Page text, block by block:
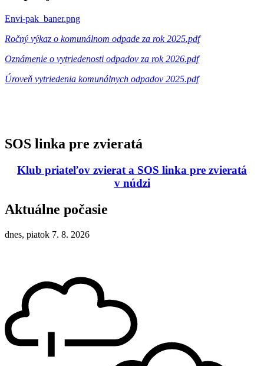
Envi-pak_baner.png
Ročný výkaz o komunálnom odpade za rok 2025.pdf
Oznámenie o vytriedenosti odpadov za rok 2026.pdf
Úroveň vytriedenia komunálnych odpadov 2025.pdf
SOS linka pre zvieratá
Klub priateľov zvierat a SOS linka pre zvieratá
v núdzi
Aktuálne počasie
dnes, piatok 7. 8. 2026